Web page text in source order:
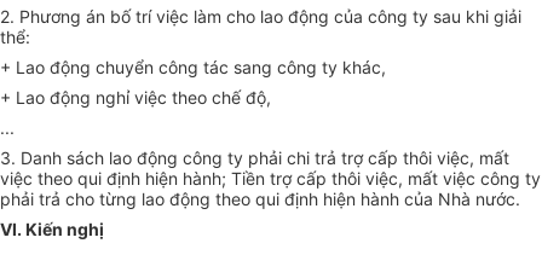
2. Phương án bố trí việc làm cho lao động của công ty sau khi giải
thể:
+ Lao động chuyển công tác sang công ty khác,
+ Lao động nghỉ việc theo chế độ,
...
3. Danh sách lao động công ty phải chi trả trợ cấp thôi việc, mất
việc theo qui định hiện hành; Tiền trợ cấp thôi việc, mất việc công ty
phải trả cho từng lao động theo qui định hiện hành của Nhà nước.
VI. Kiến nghị